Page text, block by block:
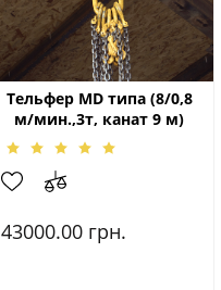
Тельфер МD типа (8/0,8
м/мин.,3т, канат 9 м)
43000.00 грн.